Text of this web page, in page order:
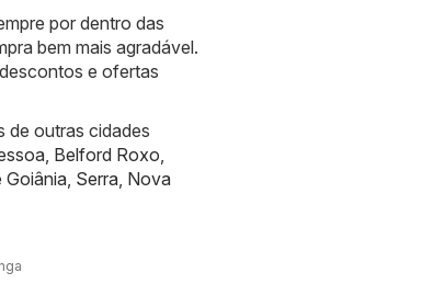
por dentro das
bem mais agradável.
e ofertas
de outras cidades
Belford Roxo
Goiânia Serra Nova